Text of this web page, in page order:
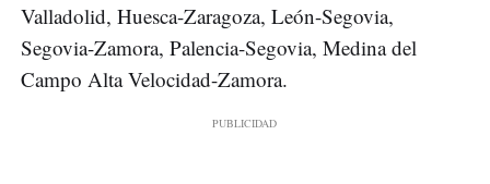
Valladolid, Huesca-Zaragoza, León-Segovia,
Segovia-Zamora, Palencia-Segovia, Medina del
Campo Alta Velocidad-Zamora.